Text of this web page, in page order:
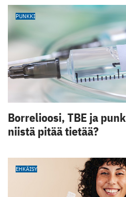
PUNKKI
Borrelioosi, TBE ja
niistä pitää tietää?
EHKÄISY